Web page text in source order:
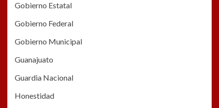
Gobierno Estatal
Gobierno Federal
Gobierno Municipal
Guanajuato
Guardia Nacional
Honestidad